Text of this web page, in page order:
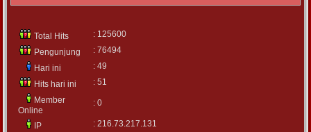
Total Hits
: 125600
Pengunjung
: 76494
Hari ini
: 49
Hits hari ini
: 51
Member
Online
: 0
IP
: 216.73.217.131